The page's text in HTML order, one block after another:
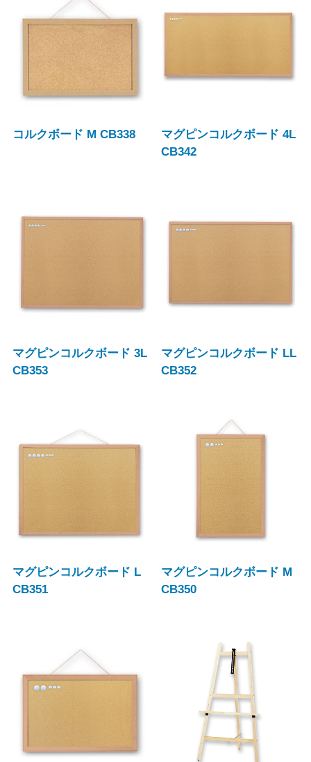
コルクボード M CB338
マグピンコルクボード 4L
CB342
マグピンコルクボード 3L
CB353
マグピンコルクボード LL
CB352
マグピンコルクボード L
CB351
マグピンコルクボード M
CB350